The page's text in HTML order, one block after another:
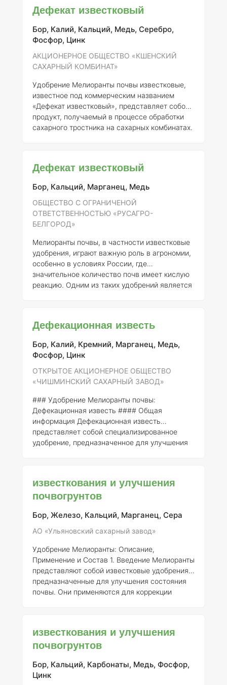
агрономических свойств почвы, а также для
сельскохозяйственных культур.Состав и
концентрация элементов:
представляет собой известковое удобрение,
содержащее следующие основные
Дефекат известковый
Бор, Калий, Кальций, Медь, Серебро,
Фосфор, Цинк
АКЦИОНЕРНОЕ ОБЩЕСТВО «КШЕНСКИЙ
САХАРНЫЙ КОМБИНАТ»
Удобрение Мелиоранты почвы известковые,
известное под коммерческим названием
«Дефекат известковый», представляет собой
продукт, получаемый в процессе обработки
сахарного тростника на сахарных комбинатах.
зарегистрированном под номером 749-12-
представляет собой органо-минеральное
удобрение, содержащее кальций и другие
микроэлементы, что делает его полезным для
улучшения структуры почвы, увеличения её
Дефекат известковый
Бор, Кальций, Марганец, Медь
ОБЩЕСТВО С ОГРАНИЧЕНОЙ
ОТВЕТСТВЕННОСТЬЮ «РУСАГРО-
БЕЛГОРОД»
Мелиоранты почвы, в частности известковые
удобрения, играют важную роль в агрономии,
особенно в условиях России, где
значительное количество почв имеет кислую
реакцию. Одним из таких удобрений является
Дефекат известковый представляет собой
элементов, которые способствуют улучшению
физико-химических свойств почвы. Основным
воздействием данного удобрения является
нейтрализация кислоты в по
Дефекационная известь
Бор, Калий, Кремний, Марганец, Медь,
Фосфор, Цинк
ОТКРЫТОЕ АКЦИОНЕРНОЕ ОБЩЕСТВО
«ЧИШМИНСКИЙ САХАРНЫЙ ЗАВОД»
### Удобрение Мелиоранты почвы:
Дефекационная известь #### Общая
информация Дефекационная известь
представляет собой специализированное
удобрение, предназначенное для улучшения
сахарный завод» и зарегистрировано под
номером 683-12-3090-1. #### Состав и
основном из оксида кальция (CaO) и
углекислого кальция (CaCO₃). В зависимости
сырья, содержание активных веществ может
известкования и улучшения
почвогрунтов
Бор, Железо, Кальций, Марганец, Сера
АО «Ульяновский сахарный завод»
Удобрение Мелиоранты: Описание,
Применение и Состав 1. ВведениеМелиоранты
представляют собой известковые удобрения,
предназначенные для улучшения состояния
почвы. Они применяются для коррекции
зарегистрировано за номером 857-12-3977-1
под маркой АО «Ульяновский сахарный
Удобрение Мелиоранты содержит следующие
известкования и улучшения
почвогрунтов
Бор, Кальций, Карбонаты, Медь, Фосфор,
Цинк